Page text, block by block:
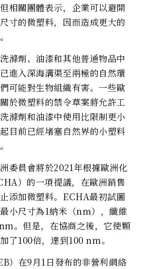
相關團體表示，企業可以避開
寸的微塑料，因而造成更大的
滌劑、油漆和其他普通物品中
進入深海溝渠至兩極的自然環
可能對生物組織有害。一些歐
於微塑料的禁令草案將允許工
滌劑和油漆中使用比限制更小
目前已經堵塞自然界的小塑料
委員會將於2021年根據歐洲化
）的一項提議，在歐洲銷售
添加微塑料。ECHA最初試圖
小尺寸為1納米（nm），纖維
。但是，在協商之後，它使顆
了100倍，達到100 nm。
）在9月1日發布的非營利網絡